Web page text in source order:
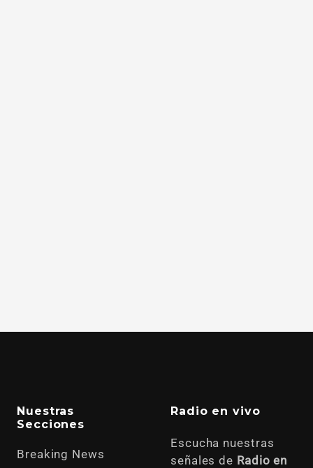
Nuestras
Secciones
Breaking News
Radio en vivo
Escucha nuestras
señales de Radio en